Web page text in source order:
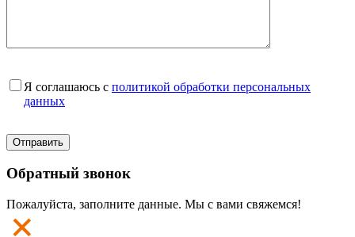
Я соглашаюсь с политикой обработки персональных
данных
Обратный звонок
Пожалуйста, заполните данные. Мы с вами свяжемся!